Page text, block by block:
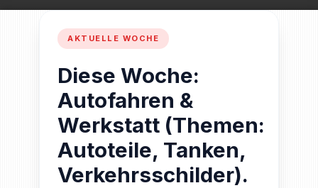
Diese Woche:
Autofahren &
Werkstatt (Themen:
Autoteile, Tanken,
Verkehrsschilder).